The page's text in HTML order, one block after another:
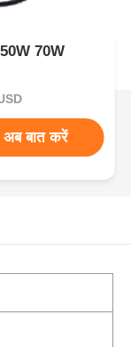
50W 70W
अब बात करें